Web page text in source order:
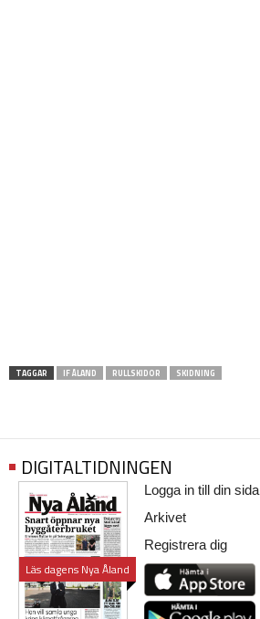
TAGGAR IF ÅLAND RULLSKIDOR SKIDNING
DIGITALTIDNINGEN
Läs dagens Nya Åland
Logga in till din sida
Arkivet
Registrera dig